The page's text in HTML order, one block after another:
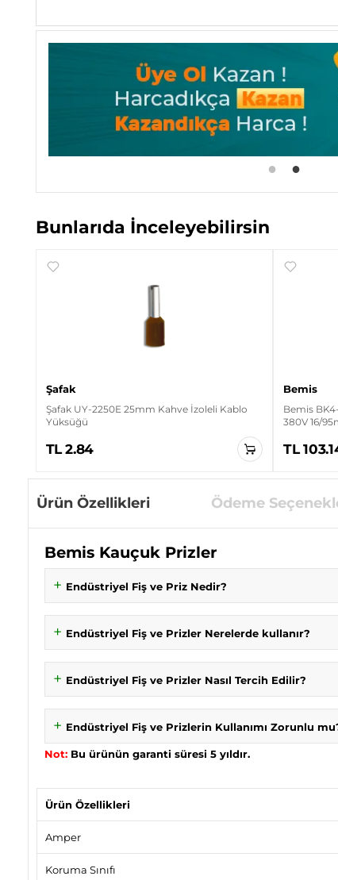
Bunlarıda İnceleyebilirsin
Şafak
Şafak UY-2250E 25mm Kahve İzoleli Kablo
Yüksüğü
TL 2.84
Bemis
Bemis
380V 16/
TL
Ürün Özellikleri Ödeme
Bemis Kauçuk Prizler
Endüstriyel Fiş ve Priz Nedir?
Endüstriyel Fiş ve Prizler Nerelerde kullanır?
Endüstriyel Fiş ve Prizler Nasıl Tercih Edilir?
Endüstriyel Fiş ve Prizlerin Kullanımı Zorunlu
Not: Bu ürünün garanti süresi 5 yıldır.
Ürün Özellikleri
Amper
Koruma Sınıfı